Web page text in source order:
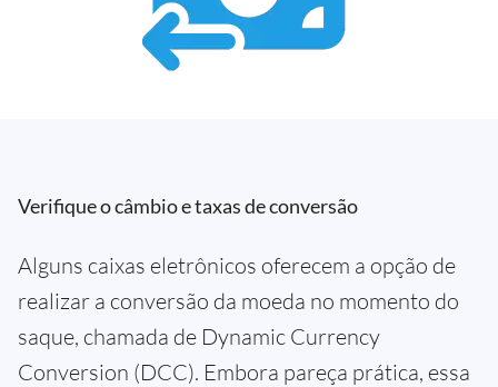
Verifique o câmbio e taxas de conversão
Alguns caixas eletrônicos oferecem a opção de
realizar a conversão da moeda no momento do
saque, chamada de Dynamic Currency
Conversion (DCC). Embora pareça prática, essa